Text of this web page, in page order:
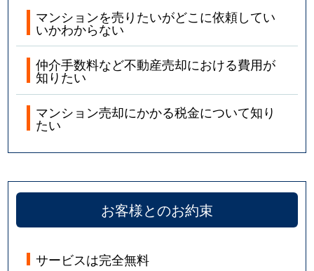
マンションを売りたいがどこに依頼してい
いかわからない
仲介手数料など不動産売却における費用が
知りたい
マンション売却にかかる税金について知り
たい
お客様とのお約束
サービスは完全無料